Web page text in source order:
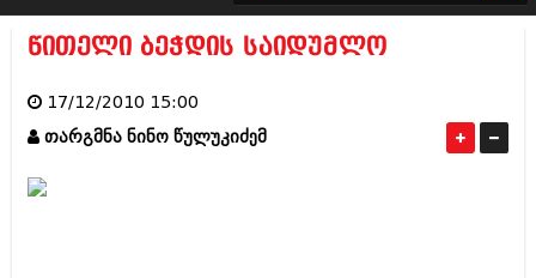
კატალოგი
წითელი ბეჭდის საიდუმლო
17/12/2010 15:00
თარგმნა ნინო წულუკიძემ